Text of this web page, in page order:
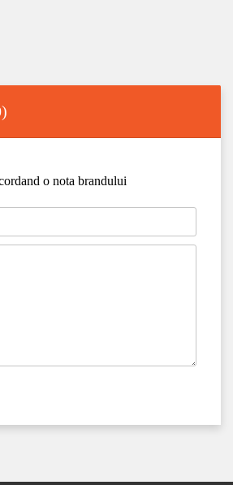
o nota brandului